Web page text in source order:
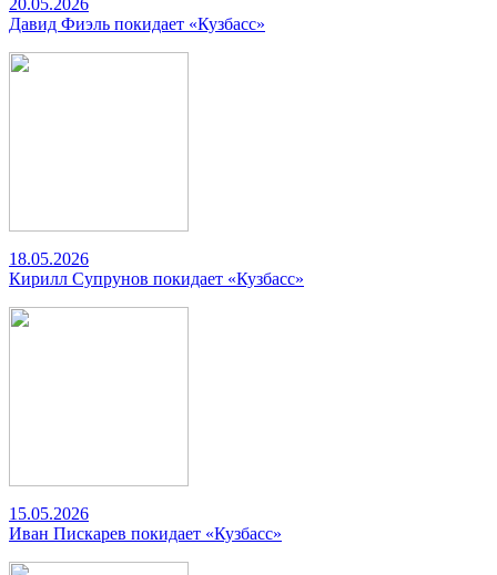
20.05.2026
Давид Фиэль покидает «Кузбасс»
18.05.2026
Кирилл Супрунов покидает «Кузбасс»
15.05.2026
Иван Пискарев покидает «Кузбасс»